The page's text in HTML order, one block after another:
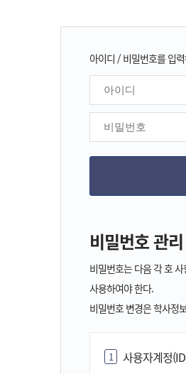
아이디 / 비밀번호를 입
비밀번호 관
비밀번호는 다음 각 호
사용하여야 한다.
비밀번호 변경은 학사정
1 사용자계정